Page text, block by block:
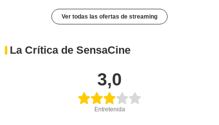
Ver todas las ofertas de streaming
La Crítica de SensaCine
3,0
Entretenida